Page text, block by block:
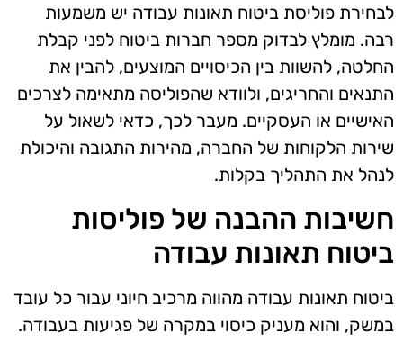
לבחירת פוליסת ביטוח תאונות עבודה יש משמעות
רבה. מומלץ לבדוק מספר חברות ביטוח לפני קבלת
החלטה, להשוות בין הכיסויים המוצעים, להבין את
התנאים והחריגים, ולוודא שהפוליסה מתאימה לצרכים
האישיים או העסקיים. מעבר לכך, כדאי לשאול על
שירות הלקוחות של החברה, מהירות התגובה והיכולת
לנהל את התהליך בקלות.
חשיבות ההבנה של פוליסות
ביטוח תאונות עבודה
ביטוח תאונות עבודה מהווה מרכיב חיוני עבור כל עובד
במשק, והוא מעניק כיסוי במקרה של פגיעות בעבודה.